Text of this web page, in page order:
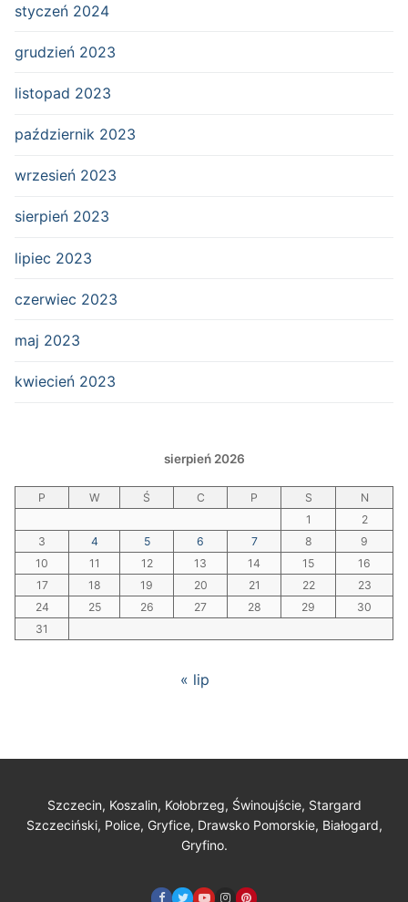
styczeń 2024
grudzień 2023
listopad 2023
październik 2023
wrzesień 2023
sierpień 2023
lipiec 2023
czerwiec 2023
maj 2023
kwiecień 2023
sierpień 2026
P W Ś C P S
N
1
2
3
4 5 6 7 8
9
10
11 12 13 14 15
16
17
18 19 20 21 22
23
24
25 26 27 28 29
30
31
« lip
Szczecin, Koszalin, Kołobrzeg, Świnoujście, Stargard
Szczeciński, Police, Gryfice, Drawsko Pomorskie, Białogard,
Gryfino.